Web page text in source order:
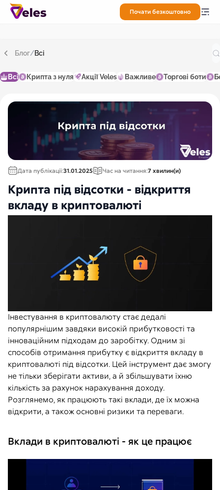
Почати безкоштовно
Блог/Всі
Всі Крипта з нуля Акції Veles Важливе Торгові боти
Дата публікації:31.01.2025 Час на читання:7 хвилин(и)
Крипта під відсотки - відкриття
вкладу в криптовалюті
Інвестування в криптовалюту стає дедалі
популярнішим завдяки високій прибутковості та
інноваційним підходам до заробітку. Одним зі
способів отримання прибутку є відкриття вкладу в
криптовалюті під відсотки. Цей інструмент дає змогу
не тільки зберігати активи, а й збільшувати їхню
кількість за рахунок нарахування доходу.
Розглянемо, як працюють такі вклади, де їх можна
відкрити, а також основні ризики та переваги.
Вклади в криптовалюті - як це працює